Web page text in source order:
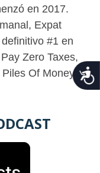
en 2017.
Expat
#1 en
Zero Taxes,
Of Money.